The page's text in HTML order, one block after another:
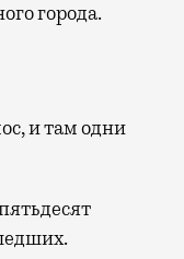
города.
и там одни